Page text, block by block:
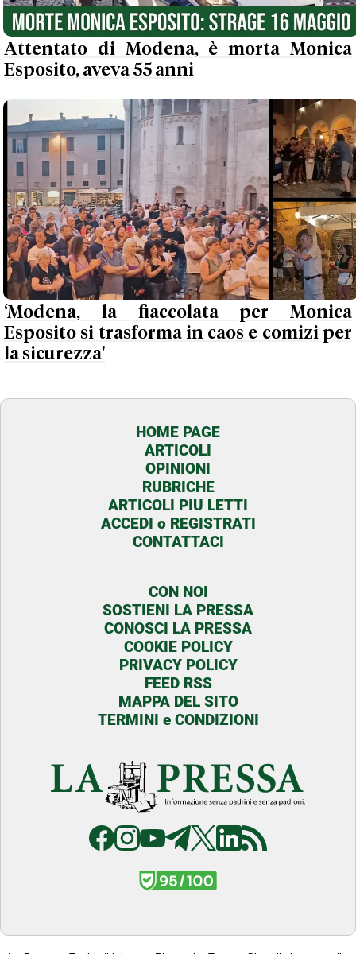
Attentato di Modena, è morta Monica
Esposito, aveva 55 anni
‘Modena, la fiaccolata per Monica
Esposito si trasforma in caos e comizi per
la sicurezza'
HOME PAGE
ARTICOLI
OPINIONI
RUBRICHE
ARTICOLI PIU LETTI
ACCEDI o REGISTRATI
CONTATTACI
CON NOI
SOSTIENI LA PRESSA
CONOSCI LA PRESSA
COOKIE POLICY
PRIVACY POLICY
FEED RSS
MAPPA DEL SITO
TERMINI e CONDIZIONI